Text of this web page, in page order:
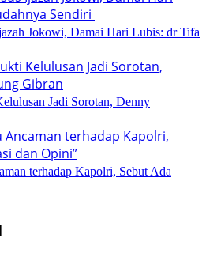
Jokowi, Damai Hari Lubis: dr Tifa
Jadi Sorotan, Denny
terhadap Kapolri, Sebut Ada